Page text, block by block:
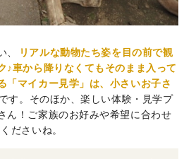
、
リアルな動物たち姿を目の前で観
♪車から降りなくてもそのまま入って
「マイカー見学」は、小さいお子さ
す。そのほか、楽しい体験・見学プ
ん！ご家族のお好みや希望に合わせ
ださいね。